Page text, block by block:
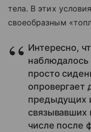
тела. В этих
своеобразным
Интересно,
наблюдалось
просто
опровергает
предыдущих
числе после